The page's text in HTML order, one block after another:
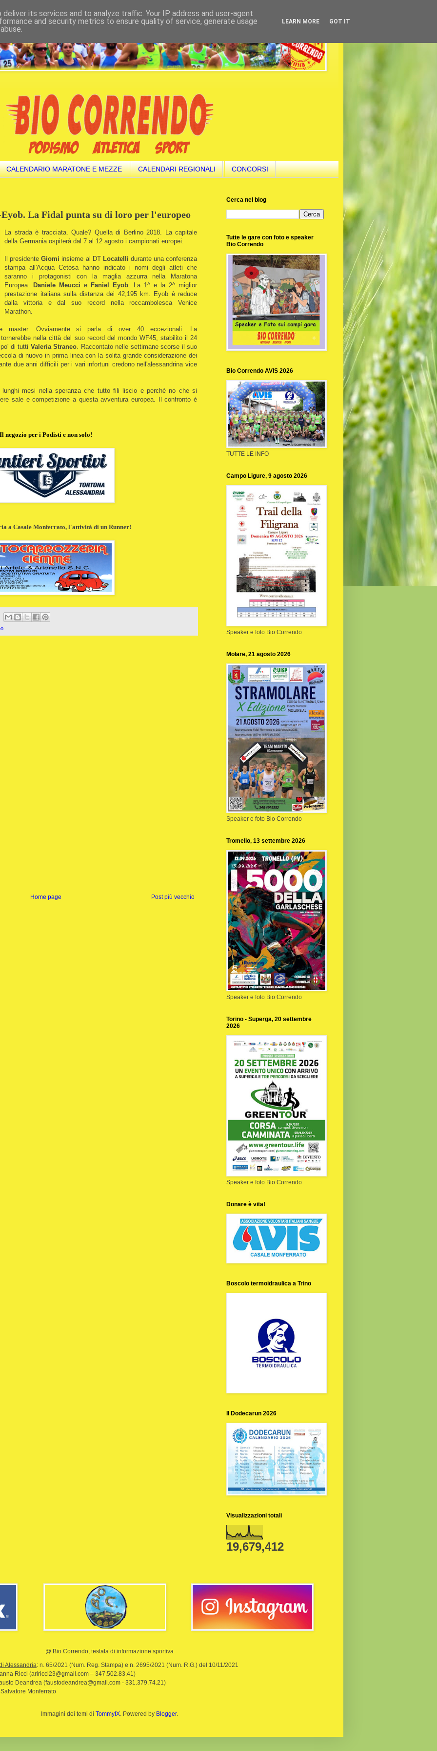
CALENDARIO MARATONE E MEZZE CALENDARI REGIONALI CONCORSI
La Fidal punta su di loro per l'europeo
La strada è tracciata. Quale? Quella di Berlino 2018. La capitale
della Germania ospiterà dal 7 al 12 agosto i campionati europei.
Il presidenteGiomi insieme al DT Locatelli durante una conferenza
stampa all'Acqua Cetosa hanno indicato i nomi degli atleti che
saranno i protagonisti con la maglia azzurra nella Maratona
Europea.
Daniele Meucci e Faniel Eyob . La 1^ e la 2^ miglior
prestazione italiana sulla distanza dei 42,195 km. Eyob è reduce
dalla vittoria e dal suo record nella roccambolesca Venice
Marathon.
master. Ovviamente si parla di over 40 eccezionali. La
nella città del suo record del mondo WF45, stabilito il 24
di tutti Valeria Straneo . Raccontato nelle settimane scorse il suo
di nuovo in prima linea con la solita grande considerazione dei
due anni difficili per i vari infortuni credono nell'alessandrina vice
mesi nella speranza che tutto fili liscio e perchè no che si
sale e competizione a questa avventura europea. Il confronto è
Il negozio per i Podisti e non solo!
a Casale Monferrato, l'attività di un Runner!
Post più vecchio
Home page
Cerca nel blog
Tutte le gare con foto e speaker
Bio Correndo
Bio Correndo AVIS 2026
TUTTE LE INFO
Campo Ligure, 9 agosto 2026
Speaker e foto Bio Correndo
Molare, 21 agosto 2026
Speaker e foto Bio Correndo
Tromello, 13 settembre 2026
Speaker e foto Bio Correndo
Torino - Superga, 20 settembre
2026
Speaker e foto Bio Correndo
Donare è vita!
Boscolo termoidraulica a Trino
Il Dodecarun 2026
Visualizzazioni totali
19,679,412
@ Bio Correndo, testata di informazione sportiva
Alessandria: n. 65/2021 (Num. Reg. Stampa) e n. 2695/2021 (Num. R.G.) del 10/11/2021
Ricci (ariricci23@gmail.com – 347.502.83.41)
Deandrea (faustodeandrea@gmail.com - 331.379.74.21)
Monferrato
Immagini dei temi di TommyIX. Powered by Blogger.
its services and to analyze traffic. Your IP address and user-agent
and security metrics to ensure quality of service, generate usage
LEARN MORE GOT IT